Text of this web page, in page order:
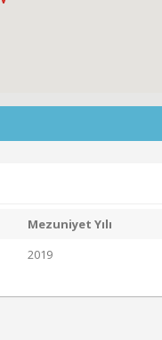
Mezuniyet Yılı
2019